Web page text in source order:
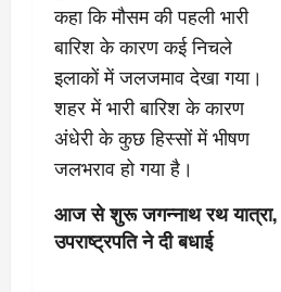
कहा कि मौसम की पहली भारी
बारिश के कारण कई निचले
इलाकों में जलजमाव देखा गया।
शहर में भारी बारिश के कारण
अंधेरी के कुछ हिस्सों में भीषण
जलभराव हो गया है।
आज से शुरू जगन्नाथ रथ यात्रा,
उपराष्ट्रपति ने दी बधाई